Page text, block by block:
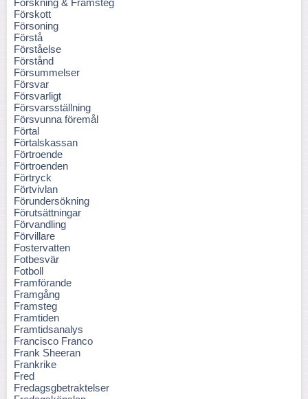
Forskning & Framsteg
Förskott
Försoning
Förstå
Förståelse
Förstånd
Försummelser
Försvar
Försvarligt
Försvarsställning
Försvunna föremål
Förtal
Förtalskassan
Förtroende
Förtroenden
Förtryck
Förtvivlan
Förundersökning
Förutsättningar
Förvandling
Förvillare
Fostervatten
Fotbesvär
Fotboll
Framförande
Framgång
Framsteg
Framtiden
Framtidsanalys
Francisco Franco
Frank Sheeran
Frankrike
Fred
Fredagsgbetraktelser